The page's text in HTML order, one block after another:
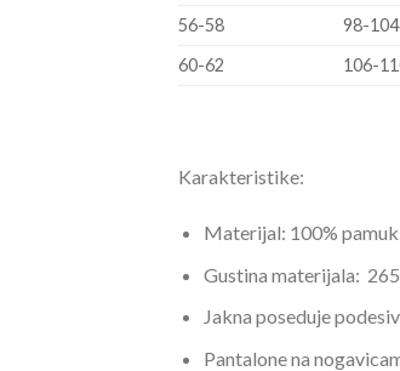
56-58
98-104
60-62
106-
Karakteristike:
Materijal: 100%
Gustina materijala:
Jakna poseduje
Pantalone na